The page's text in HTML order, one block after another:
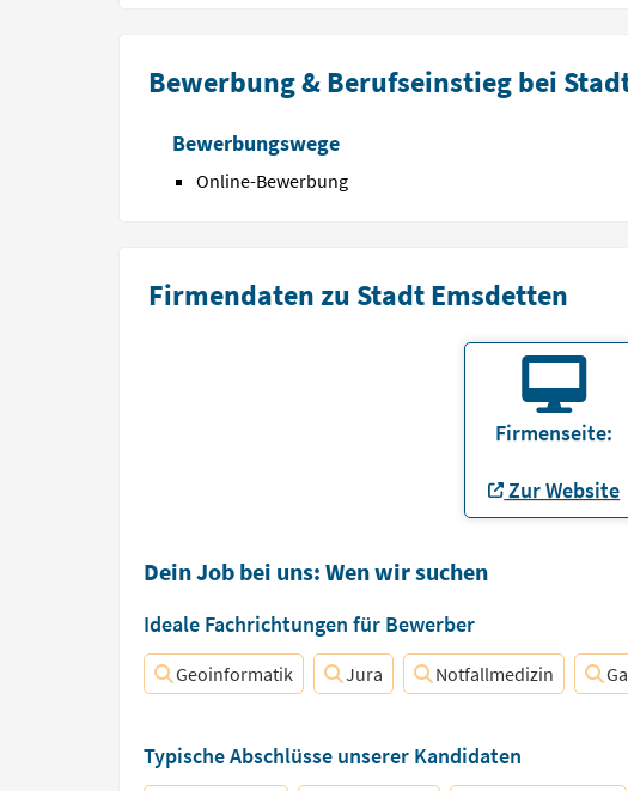
Bewerbung & Berufseinstieg bei
Bewerbungswege
Online-Bewerbung
Firmendaten zu Stadt Emsdetten
Firmenseite:
Zur Website
Dein Job bei uns: Wen wir suchen
Ideale Fachrichtungen für Bewerber
Geoinformatik Jura Notfallmedizin
Typische Abschlüsse unserer Kandidaten